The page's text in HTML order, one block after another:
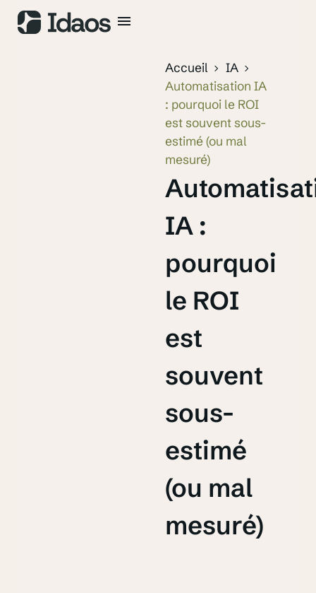
Accueil
IA
Automatisation IA
: pourquoi le ROI
est souvent sous-
estimé (ou mal
mesuré)
IA :
pourquoi
le ROI
est
souvent
sous-
estimé
(ou mal
mesuré)